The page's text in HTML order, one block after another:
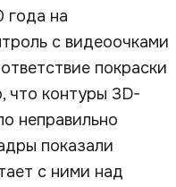
года на
с видеоочками
покраски
что контуры 3D-
неправильно
показали
с ними над